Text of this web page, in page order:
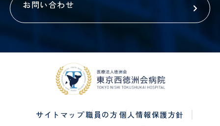
お問い合わせ
サイトマップ職員の方 個人情報保護方針